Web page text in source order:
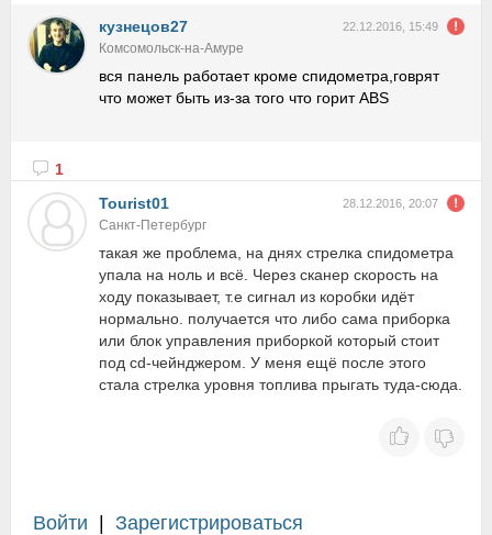
кузнецов27 22.12.2016, 15:49
Комсомольск-на-Амуре
вся панель работает кроме спидометра,говрят
что может быть из-за того что горит ABS
1
Tourist01
28.12.2016, 20:07
Санкт-Петербург
такая же проблема, на днях стрелка спидометра
упала на ноль и всё. Через сканер скорость на
ходу показывает, т.е сигнал из коробки идёт
нормально. получается что либо сама приборка
или блок управления приборкой который стоит
под cd-чейнджером. У меня ещё после этого
стала стрелка уровня топлива прыгать туда-сюда.
Войти Зарегистрироваться